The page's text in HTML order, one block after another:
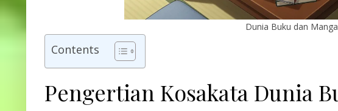
Dunia Buku dan Manga
Contents
Pengertian Kosakata Dunia